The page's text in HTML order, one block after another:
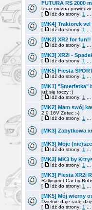
FUTURA RS 2000
teraz mozna
[
Idź do strony: 1
[MK4] Traktorek
[ Idź do strony: 1
[MK2] XR2 for fun!!
[ Idź do strony: 1
[MK3] XR2i -
[ Idź do strony: 1
[MK5] Fiesta
[ Idź do strony: 1
[MK1] "Smerfetka"
już się toczy :)
[
Idź do strony: 1
[MK2] Mam swój
2.0 16V Zetec :-)
[
Idź do strony: 1
[MK3] Zabytkowa
[MK3] Moje
[ Idź do strony: 1
[MK3] MK3 by
[ Idź do strony: 1
[MK3] Fiesta XR2i
Rallysprint Car by
[
Idź do strony: 1
[MK5] Mój wierny
Dzielnie daje radę
[
Idź do strony: 1